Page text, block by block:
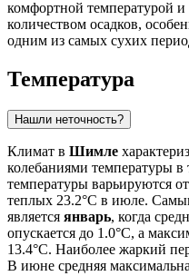
комфортной температурой
количеством осадков,
одним из самых сухих
Температура
Нашли неточность?
Климат в Шимле
колебаниями температуры
температуры варьируются
теплых 23.2°C в июле.
является январь, когда
опускается до 1.0°C, а
13.4°C. Наиболее жаркий
В июне средняя